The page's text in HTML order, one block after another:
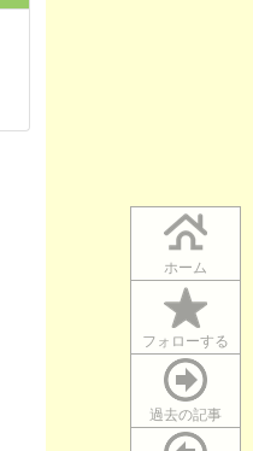
ホーム
フォローする
過去の記事